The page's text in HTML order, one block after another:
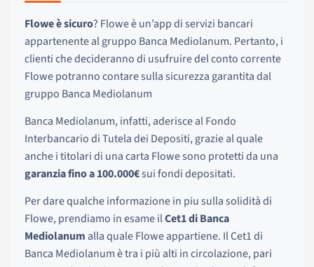
Flowe è sicuro? Flowe è un’app di servizi bancari
appartenente al gruppo Banca Mediolanum. Pertanto, i
clienti che decideranno di usufruire del conto corrente
Flowe potranno contare sulla sicurezza garantita dal
gruppo Banca Mediolanum
Banca Mediolanum, infatti, aderisce al Fondo
Interbancario di Tutela dei Depositi, grazie al quale
anche i titolari di una carta Flowe sono protetti da una
garanzia fino a 100.000€sui fondi depositati.
Per dare qualche informazione in piu sulla solidità di
Flowe, prendiamo in esame ilCet1 di Banca
Mediolanum alla quale Flowe appartiene. Il Cet1 di
Banca Mediolanum è tra i più alti in circolazione, pari